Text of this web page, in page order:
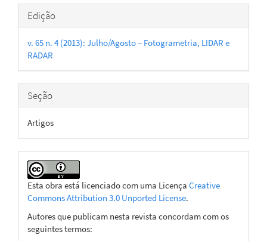
Detalhes
do
artigo
Edição
v. 65 n. 4 (2013): Julho/Agosto – Fotogrametria, LIDAR e
RADAR
Seção
Artigos
Esta obra está licenciado com uma Licença Creative
Commons Attribution 3.0 Unported License.
Autores que publicam nesta revista concordam com os
seguintes termos: